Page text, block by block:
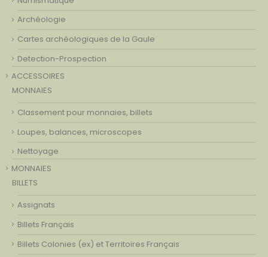
Archéologie
Cartes archéologiques de la Gaule
Detection-Prospection
ACCESSOIRES
MONNAIES
Classement pour monnaies, billets
Loupes, balances, microscopes
Nettoyage
MONNAIES
BILLETS
Assignats
Billets Français
Billets Colonies (ex) et Territoires Français